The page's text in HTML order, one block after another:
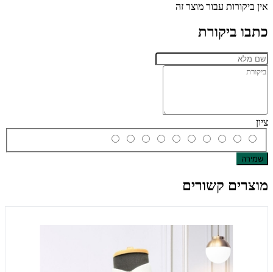
אין ביקורות עבור מוצר זה
כתבו ביקורת
ציון
שמירה
מוצרים קשורים